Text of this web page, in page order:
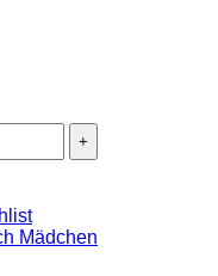
Mädchen